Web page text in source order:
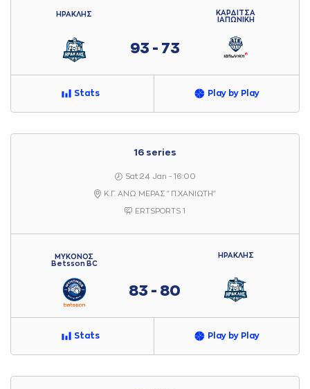
Stats Play by Play
ΗΡΑΚΛΗΣ
93 - 73
ΚΑΡΔΙΤΣΑ
ΙΑΠΩΝΙΚΗ
16 series
Sat 24 Jan - 16:00
Κ.Γ. ΑΝΩ ΜΕΡΑΣ "Π.ΧΑΝΙΩΤΗ"
ERTSPORTS 1
Stats Play by Play
ΜΥΚΟΝΟΣ
Betsson BC
83 - 80
ΗΡΑΚΛΗΣ